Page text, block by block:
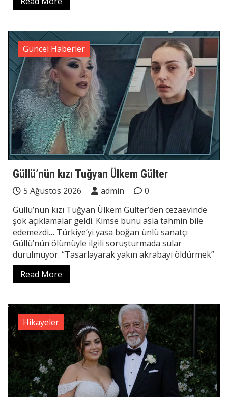
Güncel Haberler
Güllü’nün kızı Tuğyan Ülkem Gülter
5 Ağustos 2026 admin
0
Güllü’nün kızı Tuğyan Ülkem Gülter’den cezaevinde
şok açıklamalar geldi. Kimse bunu asla tahmin bile
edemezdi… Türkiye’yi yasa boğan ünlü sanatçı
Güllü’nün ölümüyle ilgili soruşturmada sular
durulmuyor. “Tasarlayarak yakın akrabayı öldürmek”
Read More
Hikayeler